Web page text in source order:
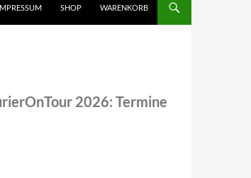
SHOP WARENKORB
2026: Termine